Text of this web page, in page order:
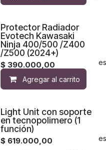
Agregar a la lista de
Protector Radiador
Evotech Kawasaki
Ninja 400/500 /Z400
/Z500 (2024+)
$ 390.000,00
Agregar al carrito
Agregar a la lista de
Light Unit con soporte
en tecnopolimero (1
función)
$ 619.000,00